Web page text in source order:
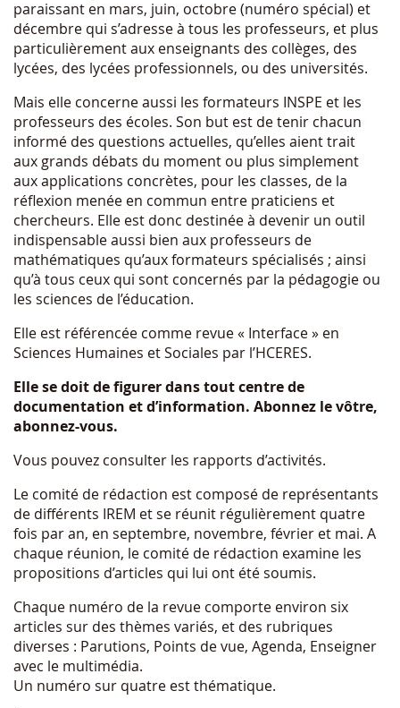
paraissant en mars, juin, octobre (numéro spécial) et
décembre qui s’adresse à tous les professeurs, et plus
particulièrement aux enseignants des collèges, des
lycées, des lycées professionnels, ou des universités.
Mais elle concerne aussi les formateurs INSPE et les
professeurs des écoles. Son but est de tenir chacun
informé des questions actuelles, qu’elles aient trait
aux grands débats du moment ou plus simplement
aux applications concrètes, pour les classes, de la
réflexion menée en commun entre praticiens et
chercheurs. Elle est donc destinée à devenir un outil
indispensable aussi bien aux professeurs de
mathématiques qu’aux formateurs spécialisés ; ainsi
qu’à tous ceux qui sont concernés par la pédagogie ou
les sciences de l’éducation.
Elle est référencée comme revue « Interface » en
Sciences Humaines et Sociales par l’HCERES.
Elle se doit de figurer dans tout centre de
documentation et d’information. Abonnez le vôtre,
abonnez-vous.
Vous pouvez consulter les rapports d’activités.
Le comité de rédaction est composé de représentants
de différents IREM et se réunit régulièrement quatre
fois par an, en septembre, novembre, février et mai. A
chaque réunion, le comité de rédaction examine les
propositions d’articles qui lui ont été soumis.
Chaque numéro de la revue comporte environ six
articles sur des thèmes variés, et des rubriques
diverses : Parutions, Points de vue, Agenda, Enseigner
avec le multimédia.
Un numéro sur quatre est thématique.